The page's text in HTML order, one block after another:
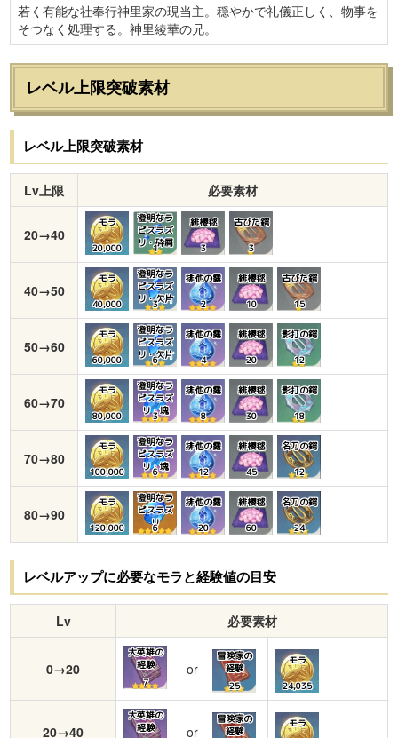
若く有能な社奉行神里家の現当主。穏やかで礼儀正しく、物事を
そつなく処理する。神里綾華の兄。
レベル上限突破素材
レベル上限突破素材
Lv上限 必要素材
20→40
モラ
20,000
澄明なラ
ピスラズ
リ・砕屑
1
緋櫻毬
3
古びた鍔
3
40→50
モラ
40,000
澄明なラ
ピスラズ
リ・欠片
3
排他の露
2
緋櫻毬
10
古びた鍔
15
50→60
モラ
60,000
澄明なラ
ピスラズ
リ・欠片
6
排他の露
4
緋櫻毬
20
影打の鍔
12
60→70
モラ
80,000
澄明なラ
ピスラズ
リ・塊
3
排他の露
8
緋櫻毬
30
影打の鍔
18
70→80
モラ
100,000
澄明なラ
ピスラズ
リ・塊
6
排他の露
12
緋櫻毬
45
名刀の鍔
12
80→90
モラ
120,000
澄明なラ
ピスラズ
リ
6
排他の露
20
緋櫻毬
60
名刀の鍔
24
レベルアップに必要なモラと経験値の目安
Lv 必要素材
0→20
大英雄の
経験
7
or
冒険家の
経験
25
モラ
24,035
20→40
大英雄の
経験
or
冒険家の
経験
モラ